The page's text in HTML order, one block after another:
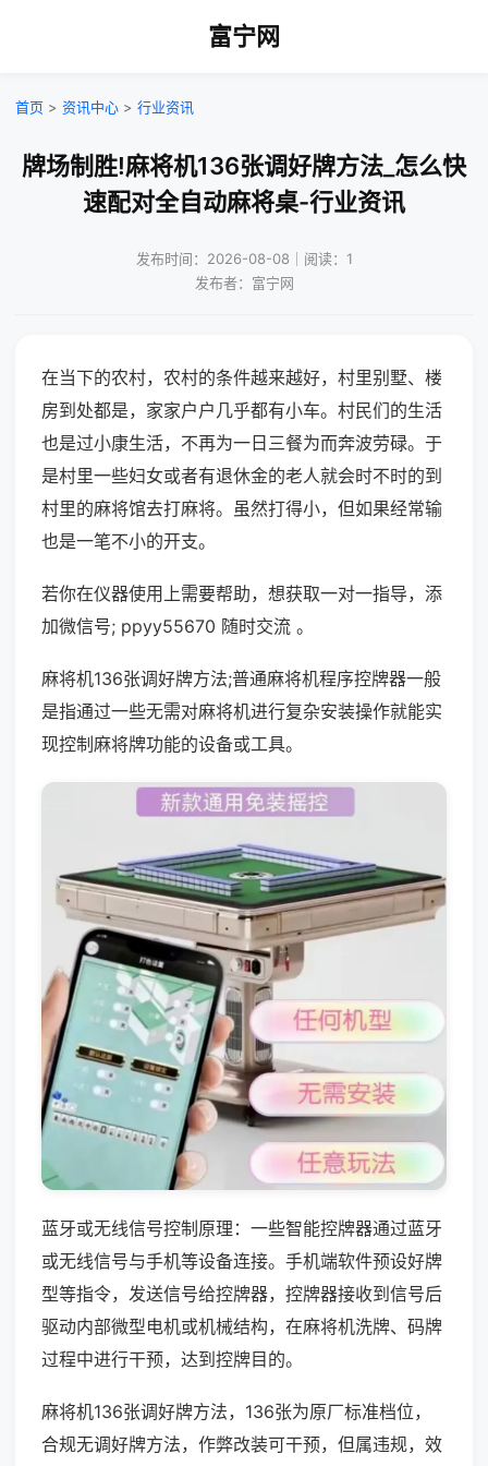
富宁网
首页 > 资讯中心 > 行业资讯
牌场制胜!麻将机136张调好牌方法_怎么快
速配对全自动麻将桌-行业资讯
发布时间：2026-08-08｜阅读：1
发布者：富宁网
在当下的农村，农村的条件越来越好，村里别墅、楼
房到处都是，家家户户几乎都有小车。村民们的生活
也是过小康生活，不再为一日三餐为而奔波劳碌。于
是村里一些妇女或者有退休金的老人就会时不时的到
村里的麻将馆去打麻将。虽然打得小，但如果经常输
也是一笔不小的开支。
若你在仪器使用上需要帮助，想获取一对一指导，添
加微信号; ppyy55670 随时交流 。
麻将机136张调好牌方法;普通麻将机程序控牌器一般
是指通过一些无需对麻将机进行复杂安装操作就能实
现控制麻将牌功能的设备或工具。
蓝牙或无线信号控制原理：一些智能控牌器通过蓝牙
或无线信号与手机等设备连接。手机端软件预设好牌
型等指令，发送信号给控牌器，控牌器接收到信号后
驱动内部微型电机或机械结构，在麻将机洗牌、码牌
过程中进行干预，达到控牌目的。
麻将机136张调好牌方法，136张为原厂标准档位，
合规无调好牌方法，作弊改装可干预，但属违规，效